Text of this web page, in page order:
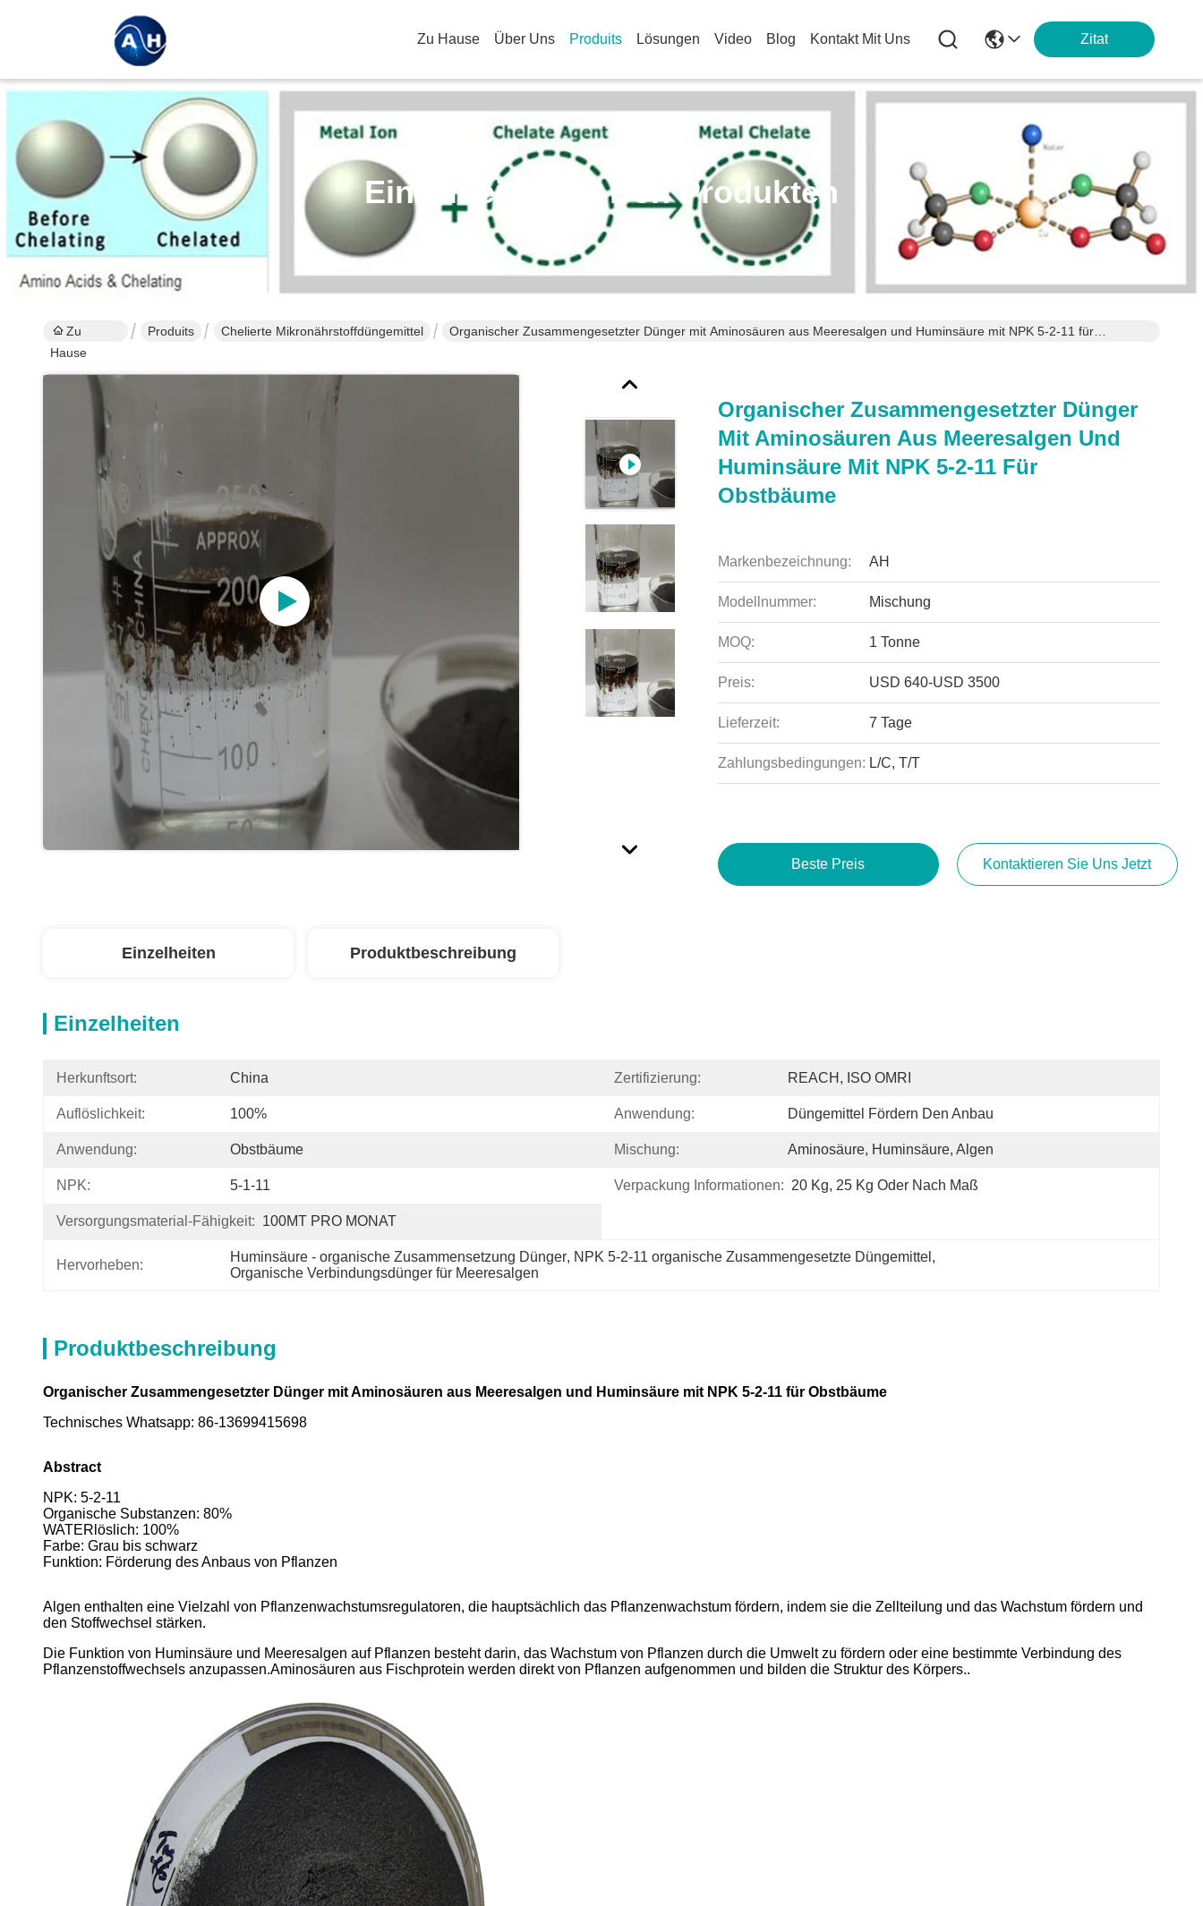
Zu Hause Über Uns Produits Lösungen Video Blog Kontakt Mit Uns Zitat
Einzelheiten Zu Den Produkten
Zu
Hause
Produits Chelierte Mikronährstoffdüngemittel
Organischer Zusammengesetzter Dünger mit Aminosäuren aus Meeresalgen und Huminsäure mit NPK 5-2-11 für
Organischer Zusammengesetzter Dünger
Mit Aminosäuren Aus Meeresalgen Und
Huminsäure Mit NPK 5-2-11 Für
Obstbäume
Markenbezeichnung: AH
Modellnummer: Mischung
MOQ: 1 Tonne
Preis: USD 640-USD 3500
Lieferzeit: 7 Tage
Zahlungsbedingungen: L/C, T/T
Beste Preis Kontaktieren Sie Uns Jetzt
Einzelheiten Produktbeschreibung
Einzelheiten
Herkunftsort: China Zertifizierung: REACH, ISO OMRI
Auflöslichkeit: 100% Anwendung: Düngemittel Fördern Den Anbau
Anwendung: Obstbäume Mischung: Aminosäure, Huminsäure, Algen
NPK: 5-1-11 Verpackung Informationen: 20 Kg, 25 Kg Oder Nach Maß
Versorgungsmaterial-Fähigkeit: 100MT PRO MONAT
Hervorheben:
Huminsäure - organische Zusammensetzung Dünger, NPK 5-2-11 organische Zusammengesetzte Düngemittel ,
Organische Verbindungsdünger für Meeresalgen
Produktbeschreibung
Organischer Zusammengesetzter Dünger mit Aminosäuren aus Meeresalgen und Huminsäure mit NPK 5-2-11 für Obstbäume
Technisches Whatsapp: 86-13699415698
Abstract
NPK: 5-2-11
Organische Substanzen: 80%
WATERlöslich: 100%
Farbe: Grau bis schwarz
Funktion: Förderung des Anbaus von Pflanzen
Algen enthalten eine Vielzahl von Pflanzenwachstumsregulatoren, die hauptsächlich das Pflanzenwachstum fördern, indem sie die Zellteilung und das Wachstum fördern und
den Stoffwechsel stärken.
Die Funktion von Huminsäure und Meeresalgen auf Pflanzen besteht darin, das Wachstum von Pflanzen durch die Umwelt zu fördern oder eine bestimmte Verbindung des
Pflanzenstoffwechsels anzupassen.Aminosäuren aus Fischprotein werden direkt von Pflanzen aufgenommen und bilden die Struktur des Körpers..